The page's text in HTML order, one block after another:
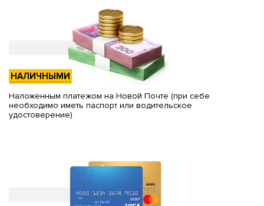
НАЛИЧНЫМИ
Наложенным платежом на Новой Почте (при себе
необходимо иметь паспорт или водительское
удостоверение)